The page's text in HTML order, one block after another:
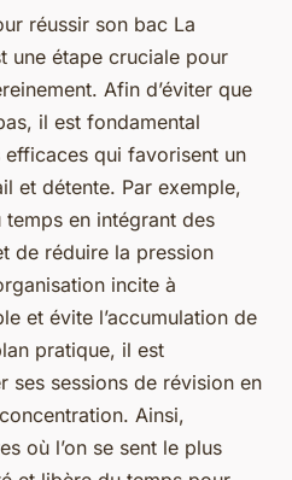
réussir son bac La
une étape cruciale pour
Afin d’éviter que
il est fondamental
efficaces qui favorisent un
et détente. Par exemple,
en intégrant des
de réduire la pression
incite à
et évite l’accumulation de
pratique, il est
ses sessions de révision en
Ainsi,
où l’on se sent le plus